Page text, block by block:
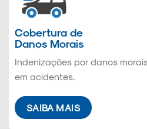
Cobertura de
Danos Morais
Indenizações por danos
em acidentes.
SAIBA MAIS